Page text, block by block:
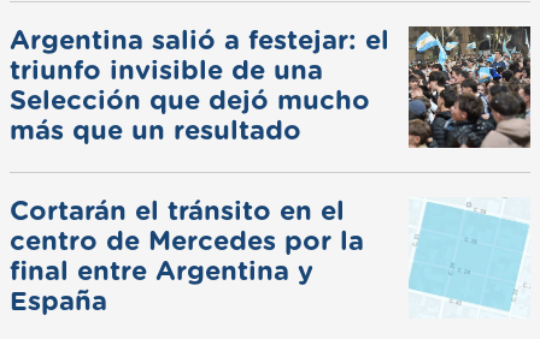
Argentina salió a festejar: el
triunfo invisible de una
Selección que dejó mucho
más que un resultado
Cortarán el tránsito en el
centro de Mercedes por la
final entre Argentina y
España